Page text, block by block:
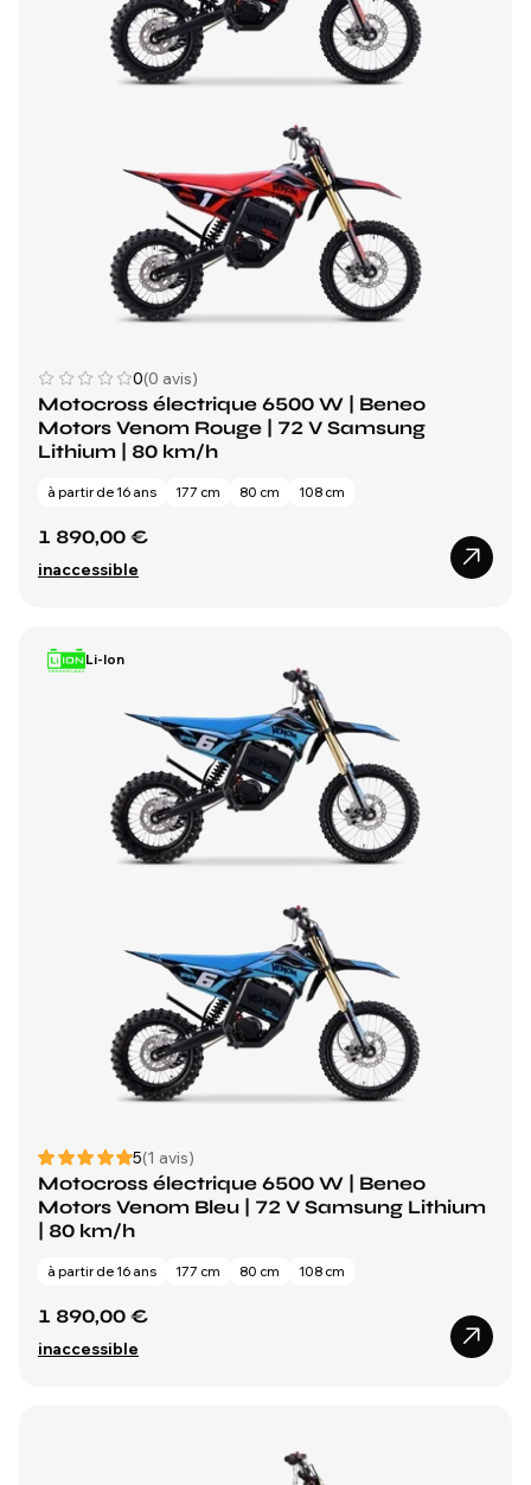
0(0 avis)
Motocross électrique 6500 W | Beneo
Motors Venom Rouge | 72 V Samsung
Lithium | 80 km/h
à partir de 16 ans 177 cm 80 cm 108 cm
1 890,00 €
inaccessible
Li-Ion
5(1 avis)
Motocross électrique 6500 W | Beneo
Motors Venom Bleu | 72 V Samsung Lithium
| 80 km/h
à partir de 16 ans 177 cm 80 cm 108 cm
1 890,00 €
inaccessible